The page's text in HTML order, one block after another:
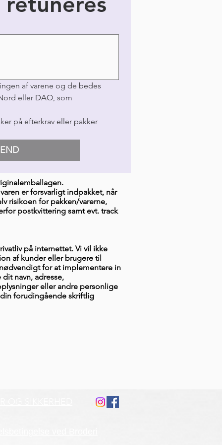
af varene og de bedes
eller DAO, som
på efterkrav eller pakker
er forsvarligt indpakket, når
risikoen for pakken/varerne,
postkvittering samt evt. track
på internettet. Vi vil ikke
af kunder eller brugere til
for at implementere in
navn, adresse,
eller andre personlige
forudingående skriftlig